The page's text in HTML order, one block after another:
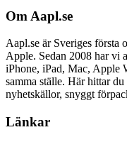
Om Aapl.se
Aapl.se är Sveriges första
Apple. Sedan 2008 har vi
iPhone, iPad, Mac, Apple
samma ställe. Här hittar
nyhetskällor, snyggt
Länkar